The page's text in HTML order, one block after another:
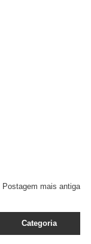
Postagem mais antiga
Categoria